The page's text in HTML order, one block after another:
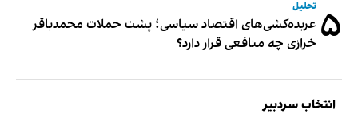
۵ تحلیل
عربده‌کشی‌های اقتصاد سیاسی؛ پشت حملات محمدباقر
خرازی چه منافعی قرار دارد؟
انتخاب سردبیر